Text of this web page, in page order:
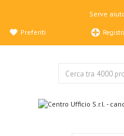
Serve
Preferiti